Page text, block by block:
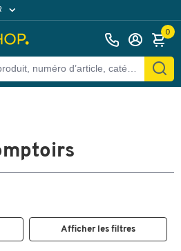
0
Afficher les filtres